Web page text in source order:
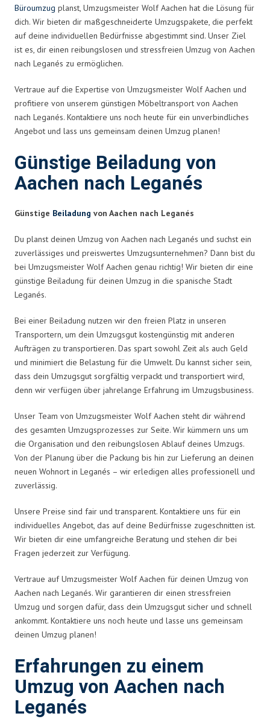
Büroumzug planst, Umzugsmeister Wolf Aachen hat die Lösung für
dich. Wir bieten dir maßgeschneiderte Umzugspakete, die perfekt
auf deine individuellen Bedürfnisse abgestimmt sind. Unser Ziel
ist es, dir einen reibungslosen und stressfreien Umzug von Aachen
nach Leganés zu ermöglichen.
Vertraue auf die Expertise von Umzugsmeister Wolf Aachen und
profitiere von unserem günstigen Möbeltransport von Aachen
nach Leganés. Kontaktiere uns noch heute für ein unverbindliches
Angebot und lass uns gemeinsam deinen Umzug planen!
Günstige Beiladung von
Aachen nach Leganés
Günstige Beiladung von Aachen nach Leganés
Du planst deinen Umzug von Aachen nach Leganés und suchst ein
zuverlässiges und preiswertes Umzugsunternehmen? Dann bist du
bei Umzugsmeister Wolf Aachen genau richtig! Wir bieten dir eine
günstige Beiladung für deinen Umzug in die spanische Stadt
Leganés.
Bei einer Beiladung nutzen wir den freien Platz in unseren
Transportern, um dein Umzugsgut kostengünstig mit anderen
Aufträgen zu transportieren. Das spart sowohl Zeit als auch Geld
und minimiert die Belastung für die Umwelt. Du kannst sicher sein,
dass dein Umzugsgut sorgfältig verpackt und transportiert wird,
denn wir verfügen über jahrelange Erfahrung im Umzugsbusiness.
Unser Team von Umzugsmeister Wolf Aachen steht dir während
des gesamten Umzugsprozesses zur Seite. Wir kümmern uns um
die Organisation und den reibungslosen Ablauf deines Umzugs.
Von der Planung über die Packung bis hin zur Lieferung an deinen
neuen Wohnort in Leganés – wir erledigen alles professionell und
zuverlässig.
Unsere Preise sind fair und transparent. Kontaktiere uns für ein
individuelles Angebot, das auf deine Bedürfnisse zugeschnitten ist.
Wir bieten dir eine umfangreiche Beratung und stehen dir bei
Fragen jederzeit zur Verfügung.
Vertraue auf Umzugsmeister Wolf Aachen für deinen Umzug von
Aachen nach Leganés. Wir garantieren dir einen stressfreien
Umzug und sorgen dafür, dass dein Umzugsgut sicher und schnell
ankommt. Kontaktiere uns noch heute und lasse uns gemeinsam
deinen Umzug planen!
Erfahrungen zu einem
Umzug von Aachen nach
Leganés